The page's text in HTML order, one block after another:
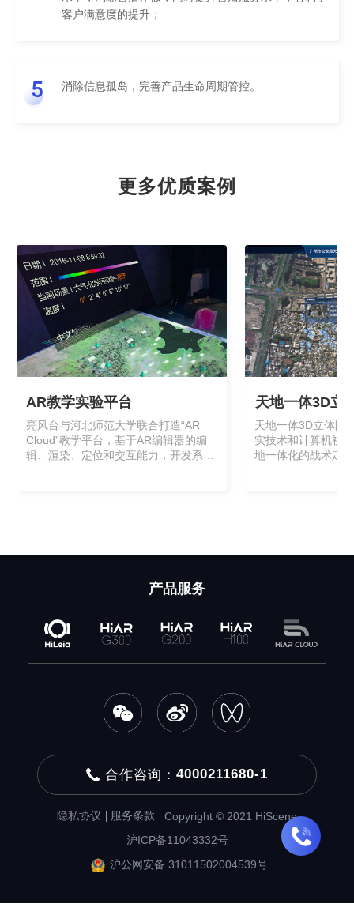
客户满意度的提升；
5 消除信息孤岛，完善产品生命周期管控。
更多优质案例
AR教学实验平台
亮风台与河北师范大学联合打造“AR
Cloud”教学平台，基于AR编辑器的编
辑、渲染、定位和交互能力，开发系列
天地一体3D立
天地一体3D立体防
实技术和计算机视
地一体化的战术定
产品服务
合作咨询： 4000211680-1
隐私协议 服务条款
Copyright © 2021 HiScene
沪ICP备11043332号
沪公网安备 31011502004539号